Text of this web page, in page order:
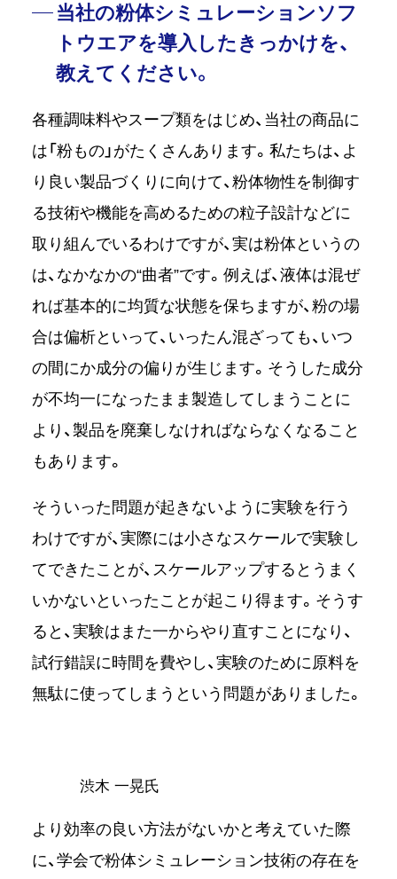
当社の粉体シミュレーションソフ
トウエアを導入したきっかけを、
教えてください。
各種調味料やスープ類をはじめ、当社の商品に
は「粉もの」がたくさんあります。私たちは、よ
り良い製品づくりに向けて、粉体物性を制御す
る技術や機能を高めるための粒子設計などに
取り組んでいるわけですが、実は粉体というの
は、なかなかの“曲者”です。例えば、液体は混ぜ
れば基本的に均質な状態を保ちますが、粉の場
合は偏析といって、いったん混ざっても、いつ
の間にか成分の偏りが生じます。そうした成分
が不均一になったまま製造してしまうことに
より、製品を廃棄しなければならなくなること
もあります。
そういった問題が起きないように実験を行う
わけですが、実際には小さなスケールで実験し
てできたことが、スケールアップするとうまく
いかないといったことが起こり得ます。そうす
ると、実験はまた一からやり直すことになり、
試行錯誤に時間を費やし、実験のために原料を
無駄に使ってしまうという問題がありました。
渋⽊ ⼀晃氏
より効率の良い方法がないかと考えていた際
に、学会で粉体シミュレーション技術の存在を